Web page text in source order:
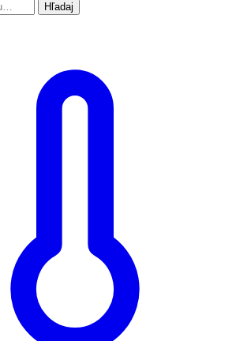
Hľadaj